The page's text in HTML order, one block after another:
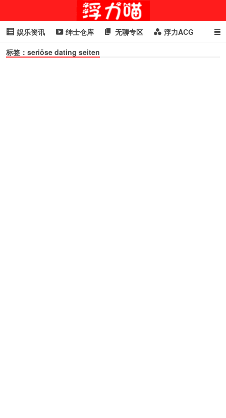
娱乐资讯 绅士仓库 无聊专区 浮力ACG
浮力GIF 明星头条 浮力资讯
标签：seriöse dating seiten